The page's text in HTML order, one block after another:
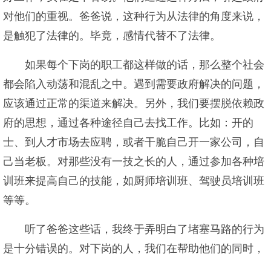
对他们的重视。爸爸说，这种行为从法律的角度来说，
是触犯了法律的。毕竟，感情代替不了法律。
如果每个下岗的职工都这样做的话，那么整个社会
都会陷入动荡和混乱之中。遇到需要政府解决的问题，
应该通过正常的渠道来解决。另外，我们要摆脱依赖政
府的思想，通过各种途径自己去找工作。比如：开的
士、到人才市场去应聘，或者干脆自己开一家公司，自
己当老板。对那些没有一技之长的人，通过参加各种培
训班来提高自己的技能，如厨师培训班、驾驶员培训班
等等。
听了爸爸这些话，我终于弄明白了堵塞马路的行为
是十分错误的。对下岗的人，我们在帮助他们的同时，